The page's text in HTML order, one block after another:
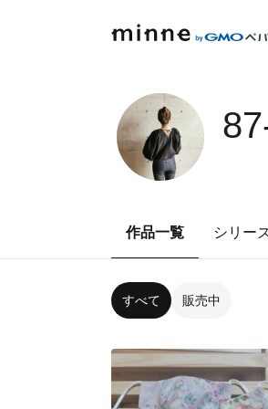
作品一覧 シリー
すべて 販売中